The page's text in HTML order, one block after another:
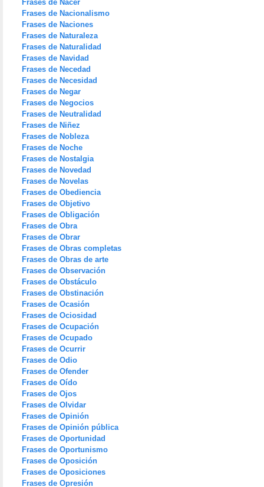
Frases de Nacer
Frases de Nacionalismo
Frases de Naciones
Frases de Naturaleza
Frases de Naturalidad
Frases de Navidad
Frases de Necedad
Frases de Necesidad
Frases de Negar
Frases de Negocios
Frases de Neutralidad
Frases de Niñez
Frases de Nobleza
Frases de Noche
Frases de Nostalgia
Frases de Novedad
Frases de Novelas
Frases de Obediencia
Frases de Objetivo
Frases de Obligación
Frases de Obra
Frases de Obrar
Frases de Obras completas
Frases de Obras de arte
Frases de Observación
Frases de Obstáculo
Frases de Obstinación
Frases de Ocasión
Frases de Ociosidad
Frases de Ocupación
Frases de Ocupado
Frases de Ocurrir
Frases de Odio
Frases de Ofender
Frases de Oído
Frases de Ojos
Frases de Olvidar
Frases de Opinión
Frases de Opinión pública
Frases de Oportunidad
Frases de Oportunismo
Frases de Oposición
Frases de Oposiciones
Frases de Opresión